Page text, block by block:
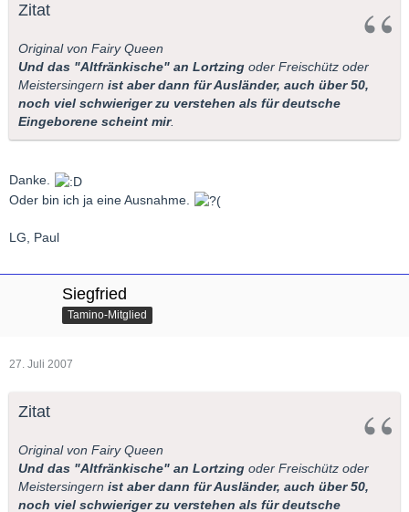
Zitat
Original von Fairy Queen
Und das "Altfränkische" an Lortzing oder Freischütz oder
Meistersingern ist aber dann für Ausländer, auch über 50,
noch viel schwieriger zu verstehen als für deutsche
Eingeborene scheint mir.
Danke.
Oder bin ich ja eine Ausnahme.
LG, Paul
Siegfried
Tamino-Mitglied
27. Juli 2007
Zitat
Original von Fairy Queen
Und das "Altfränkische" an Lortzing oder Freischütz oder
Meistersingern ist aber dann für Ausländer, auch über 50,
noch viel schwieriger zu verstehen als für deutsche